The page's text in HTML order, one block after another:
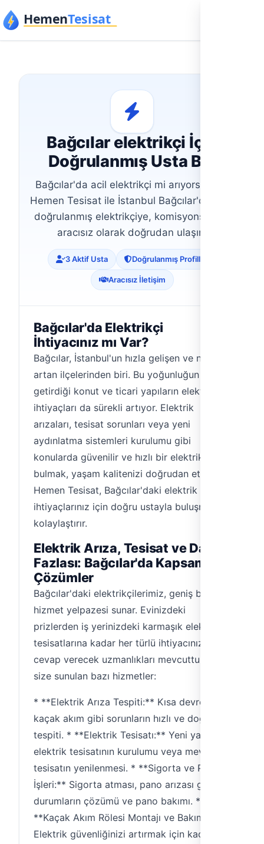
İçeriğe geç
Bağcılar elektrikçi İçin
Doğrulanmış Usta Bul
Bağcılar'da acil elektrikçi mi arıyorsunuz?
Hemen Tesisat ile İstanbul Bağcılar'daki 32
doğrulanmış elektrikçiye, komisyonsuz ve
aracısız olarak doğrudan ulaşın.
3 Aktif Usta Doğrulanmış Profiller
Aracısız İletişim
Bağcılar'da Elektrikçi
İhtiyacınız mı Var?
Bağcılar, İstanbul'un hızla gelişen ve nüfusu
artan ilçelerinden biri. Bu yoğunluğun
getirdiği konut ve ticari yapıların elektrik
ihtiyaçları da sürekli artıyor. Elektrik
arızaları, tesisat sorunları veya yeni
aydınlatma sistemleri kurulumu gibi
konularda güvenilir ve hızlı bir elektrikçi
bulmak, yaşam kalitenizi doğrudan etkiler.
Hemen Tesisat, Bağcılar'daki elektrik
ihtiyaçlarınız için doğru ustayla buluşmanızı
kolaylaştırır.
Elektrik Arıza, Tesisat ve Daha
Fazlası: Bağcılar'da Kapsamlı
Çözümler
Bağcılar'daki elektrikçilerimiz, geniş bir
hizmet yelpazesi sunar. Evinizdeki
prizlerden iş yerinizdeki karmaşık elektrik
tesisatlarına kadar her türlü ihtiyacınıza
cevap verecek uzmanlıkları mevcuttur. İşte
size sunulan bazı hizmetler:
* **Elektrik Arıza Tespiti:** Kısa devre,
kaçak akım gibi sorunların hızlı ve doğru
tespiti. * **Elektrik Tesisatı:** Yeni yapıların
elektrik tesisatının kurulumu veya mevcut
tesisatın yenilenmesi. * **Sigorta ve Pano
İşleri:** Sigorta atması, pano arızası gibi
durumların çözümü ve pano bakımı. *
**Kaçak Akım Rölesi Montajı ve Bakımı:**
Elektrik güvenliğinizi artırmak için kaçak